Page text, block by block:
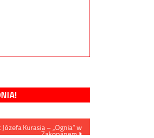
Kurasia – „Ognia” w
Zakopanem